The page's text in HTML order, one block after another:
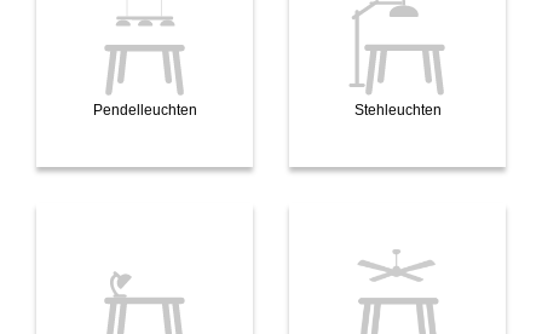
Pendelleuchten Stehleuchten